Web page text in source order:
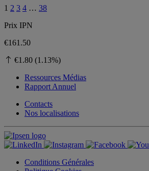
1 2 3 4 … 38
Prix ​​IPN
€161.50
€1.80 (1.13%)
Ressources Médias
Rapport Annuel
Contacts
Nos localisations
Conditions Générales